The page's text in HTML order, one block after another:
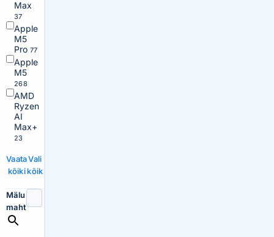
Max
37
Apple
M5
Pro 77
Apple
M5
268
AMD
Ryzen
AI
Max+
23
Vaata
kõiki
Vali
kõik
Mälu
maht